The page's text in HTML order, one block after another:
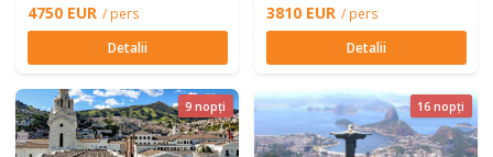
4750 EUR / pers
Detalii
3810 EUR / pers
Detalii
9 nopți 16 nopți